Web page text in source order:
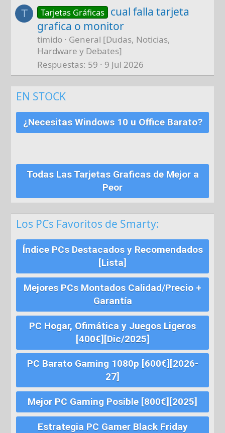
T Tarjetas Gráficas cual falla tarjeta
grafica o monitor
timido
General [Dudas, Noticias,
Hardware y Debates]
Respuestas 59 9 Jul 2026
EN STOCK
¿Necesitas Windows 10 u Office Barato?
Todas Las Tarjetas Graficas de Mejor a
Peor
Los PCs Favoritos de Smarty:
Índice PCs Destacados y Recomendados
[Lista]
Mejores PCs Montados Calidad/Precio +
Garantía
PC Hogar, Ofimática y Juegos Ligeros
[400€][Dic/2025]
PC Barato Gaming 1080p [600€][2026-
27]
Mejor PC Gaming Posible [800€][2025]
Estrategia PC Gamer Black Friday